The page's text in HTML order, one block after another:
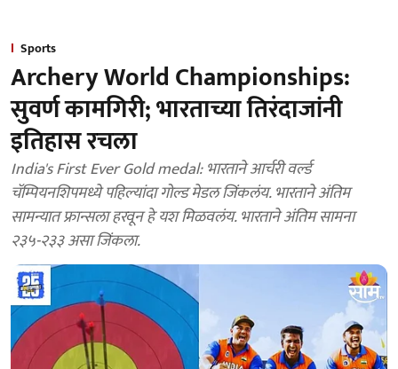
Sports
Archery World Championships:
सुवर्ण कामगिरी; भारताच्या तिरंदाजांनी
इतिहास रचला
India's First Ever Gold medal: भारताने आर्चरी वर्ल्ड
चॅम्पियनशिपमध्ये पहिल्यांदा गोल्ड मेडल जिंकलंय. भारताने अंतिम
सामन्यात फ्रान्सला हरवून हे यश मिळवलंय. भारताने अंतिम सामना
२३५-२३३ असा जिंकला.